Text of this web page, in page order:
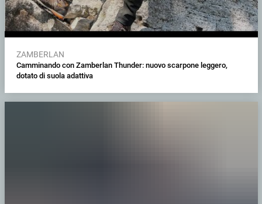
ZAMBERLAN
Camminando con Zamberlan Thunder: nuovo scarpone leggero,
dotato di suola adattiva